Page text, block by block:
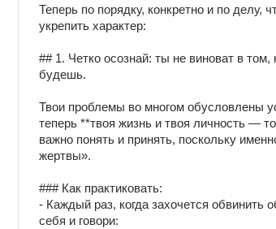
Теперь по порядку, конкретно и по делу,
укрепить характер:
## 1. Четко осознай: ты не виноват в
будешь.
Твои проблемы во многом обусловлены
теперь **твоя жизнь и твоя личность —
важно понять и принять, поскольку
жертвы».
### Как практиковать:
- Каждый раз, когда захочется обвинить
себя и говори: